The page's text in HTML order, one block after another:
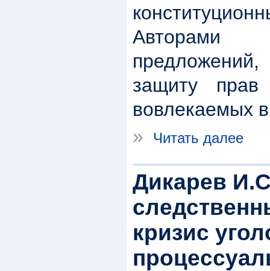
Авторами
защиту
вовлекаемых
»
Читать далее
Дикарев
кризис